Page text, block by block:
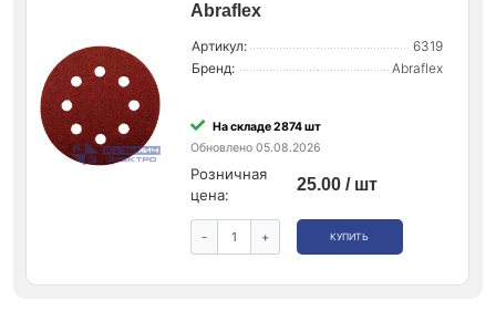
Abraflex
Артикул:
6319
Бренд:
Abraflex
На складе 2874 шт
Обновлено 05.08.2026
Розничная
цена:
25.00 / шт
- + КУПИТЬ